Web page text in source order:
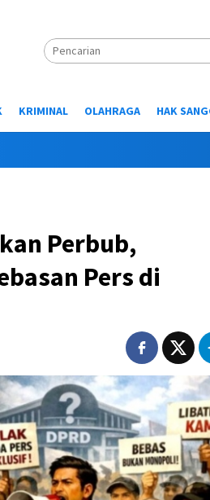
KRIMINAL OLAHRAGA HAK
Perbub,
Pers di